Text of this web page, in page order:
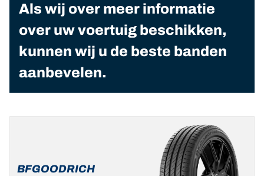
Als wij over meer informatie
over uw voertuig beschikken,
kunnen wij u de beste banden
aanbevelen.
BFGOODRICH